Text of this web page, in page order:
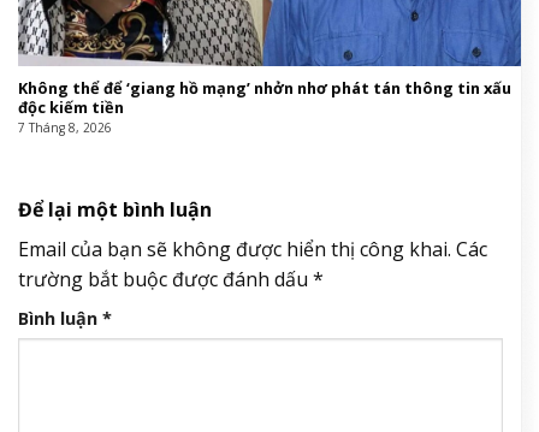
Không thể để ‘giang hồ mạng’ nhởn nhơ phát tán thông tin xấu
độc kiếm tiền
7 Tháng 8, 2026
Để lại một bình luận
Email của bạn sẽ không được hiển thị công khai. Các
trường bắt buộc được đánh dấu *
Bình luận *